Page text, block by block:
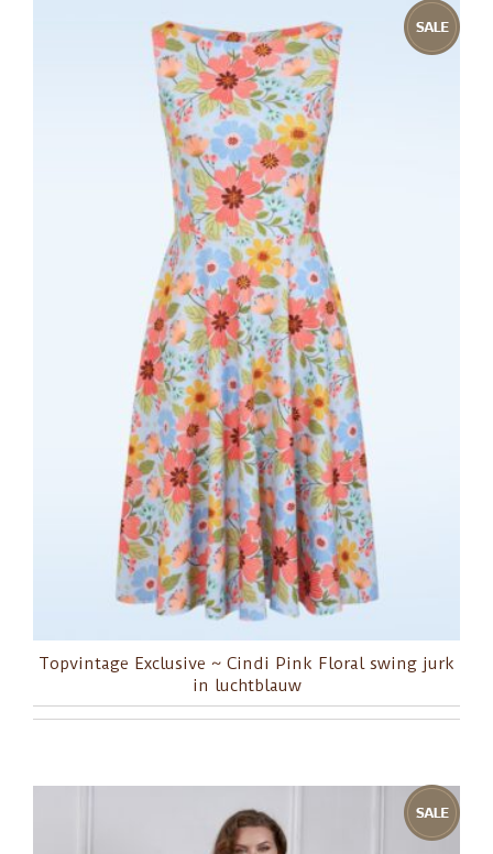
Topvintage Exclusive ~ Cindi Pink Floral swing jurk
in luchtblauw